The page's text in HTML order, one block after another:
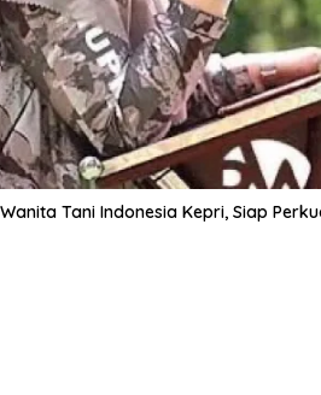
Tani Indonesia Kepri, Siap